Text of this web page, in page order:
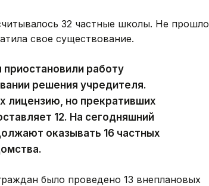
32 частные школы. Не прошло
свое существование.
работу
решения учредителя.
лицензию, но прекративших
12. На сегодняшний
оказывать 16 частных
было проведено 13 внеплановых